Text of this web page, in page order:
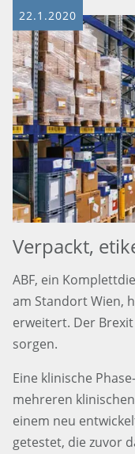
22.1.2020
Verpackt,
ABF, ein
am Standort Wien,
erweitert. Der
sorgen.
Eine klinische
mehreren
einem neu
getestet, die zuvor